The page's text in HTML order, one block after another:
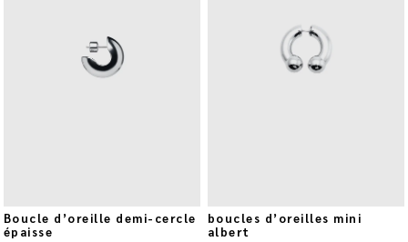
Boucle d’oreille demi-cercle
épaisse
boucles d’oreilles mini
albert